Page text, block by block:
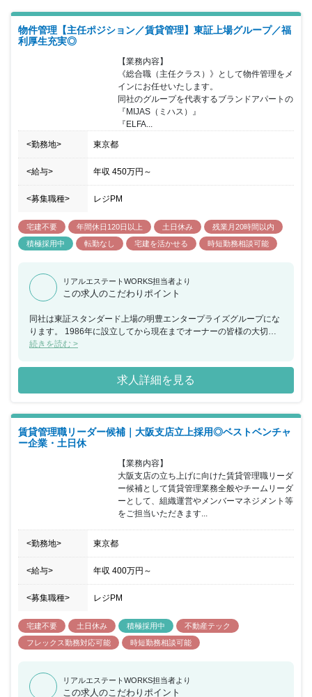
発デベロッパー(株)モリモトを中核に、 一戸建て開発デベロッパー
(株)モリモトホーム、 マンション管理会社(株)モリモトクオリテ
ィ、 不動産流動化会社(株)モリモトソリューションの 不動産関連企
イクオリティーなデザイナーズマンションの 開発・販売を行なう株
式会社モリモトです。 そのグループ会社として1988年に設立され
た同社は、 お客様の視点に立った管理業務でマンションライフを
快適にすることを目指しています。 ■事業内容: ・マンション・ビル
の総合管理業務(会計・出納業務、 建物設備の保守・保全・清掃等)
・マンションの修繕業務(建物設備の診断・設計監理・ 長期修繕計
画) ・マンション・ビルの賃貸管理業務 ・住宅関連商品の紹介・代
環境にこだわるモリモトグループの管理会社として、 信頼感のある
■就業環境: 同社は会社の取り組みとして、有給消化を奨励していま
日連続の休日が取得可能のため、プライベートな 時間も充実させる
ことが可能です。
物件管理【主任ポジション／賃貸管理】東証上場グループ／福
利厚生充実◎
【業務内容】
《総合職（主任クラス）》として物件管理をメ
インにお任せいたします。
同社のグループを代表するブランドアパートの
『MIJAS（ミハス）』
『ELFA...
<勤務地> 東京都
<給与> 年収 450万円 ～
<募集職種> レジPM
宅建不要 年間休日120日以上 土日休み
残業月20時間以内
積極採用中
転勤なし 宅建を活かせる 時短勤務相談可能
リアルエステートWORKS担当者より
この求人のこだわりポイント
同社は東証スタンダード上場の明豊エンタープライズグループにな
ります。 1986年に設立してから現在までオーナーの皆様の大切な
不動産・資産を 管理・運営を手掛けており、着実に管理戸数を増加
を中心として賃貸管理業務 を手掛け、不動産価値を高めるトータル
サポートを行っています。 現在は物件管理部門の人員の強化を進め
ており、更なる事業拡大フェーズに 突入しており、事業拡大に備え
福利厚生が充実している点も同ポジション の魅力の一つです。 年
間休日127日以上／残業月30時間未満／土日休み／各種手当充実な
ど、 安心して腰を据えて働ける環境が同社には整っています。
続きを読む >
求人詳細を見る
賃貸管理職リーダー候補｜大阪支店立上採用◎ベストベンチャ
ー企業・土日休
【業務内容】
大阪支店の立ち上げに向けた賃貸管理職リーダ
ー候補として賃貸管理業務全般やチームリーダ
ーとして、組織運営やメンバーマネジメント等
をご担当いただきます...
<勤務地> 東京都
<給与> 年収 400万円 ～
<募集職種> レジPM
宅建不要 土日休み 積極採用中
不動産テック
フレックス勤務対応可能
時短勤務相談可能
リアルエステートWORKS担当者より
この求人のこだわりポイント